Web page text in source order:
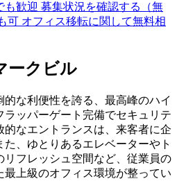
も歓迎 募集状況を確認する（無
可 オフィス移転に関して無料相
ークビル
な利便性を誇る、最高峰のハイ
ッパーゲート完備でセキュリテ
的なエントランスは、来客者に企
、ゆとりあるエレベーターやト
リフレッシュ空間など、従業員の
上級のオフィス環境が整ってい